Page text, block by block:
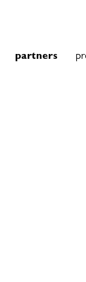
partners